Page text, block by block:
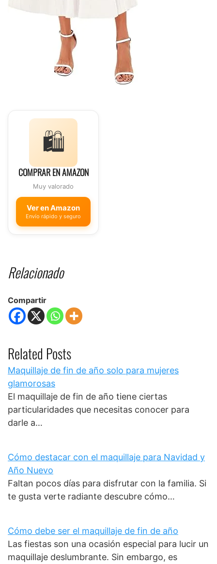
🛍️
COMPRAR EN AMAZON
Muy valorado
Ver en Amazon
Envío rápido y seguro
Relacionado
Compartir
Related Posts
Maquillaje de fin de año solo para mujeres
glamorosas
El maquillaje de fin de año tiene ciertas
particularidades que necesitas conocer para
darle a…
Cómo destacar con el maquillaje para Navidad y
Año Nuevo
Faltan pocos días para disfrutar con la familia. Si
te gusta verte radiante descubre cómo…
Cómo debe ser el maquillaje de fin de año
Las fiestas son una ocasión especial para lucir un
maquillaje deslumbrante. Sin embargo, es